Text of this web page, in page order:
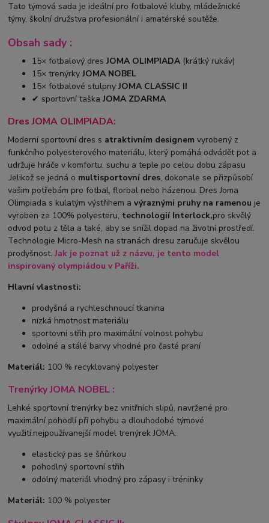
Tato týmová sada je ideální pro fotbalové kluby, mládežnické
týmy, školní družstva profesionální i amatérské soutěže.
Obsah sady :
15× fotbalový dresJOMA OLIMPIADA (krátký rukáv)
15× trenýrkyJOMA NOBEL
15× fotbalové stulpnyJOMA CLASSIC II
✔ sportovní taškaJOMA ZDARMA
Dres JOMA OLIMPIADA:
Moderní sportovní dres s atraktivním designem vyrobený z
funkčního polyesterového materiálu, který pomáhá odvádět pot a
udržuje hráče v komfortu, suchu a teple po celou dobu zápasu
.Jelikož se jedná o multisportovní dres, dokonale se přizpůsobí
vašim potřebám pro fotbal, florbal nebo házenou. Dres Joma
Olimpiada s kulatým výstřihem a výraznými pruhy na ramenou je
vyroben ze 100% polyesteru, technologií Interlock,pro skvělý
odvod potu z těla a také, aby se snížil dopad na životní prostředí.
Technologie Micro-Mesh na stranách dresu zaručuje skvělou
prodyšnost.Jak je poznat už z názvu, je tento model
inspirovaný olympiádou v Paříži.
Hlavní vlastnosti:
prodyšná a rychleschnoucí tkanina
nízká hmotnost materiálu
sportovní střih pro maximální volnost pohybu
odolné a stálé barvy vhodné pro časté praní
Materiál: 100 % recyklovaný polyester
Trenýrky JOMA NOBEL :
Lehké sportovní trenýrky bez vnitřních slipů, navržené pro
maximální pohodlí při pohybu a dlouhodobé týmové
využití.nejpoužívanejší model trenýrek JOMA.
elastický pas se šňůrkou
pohodlný sportovní střih
odolný materiál vhodný pro zápasy i tréninky
Materiál: 100 % polyester